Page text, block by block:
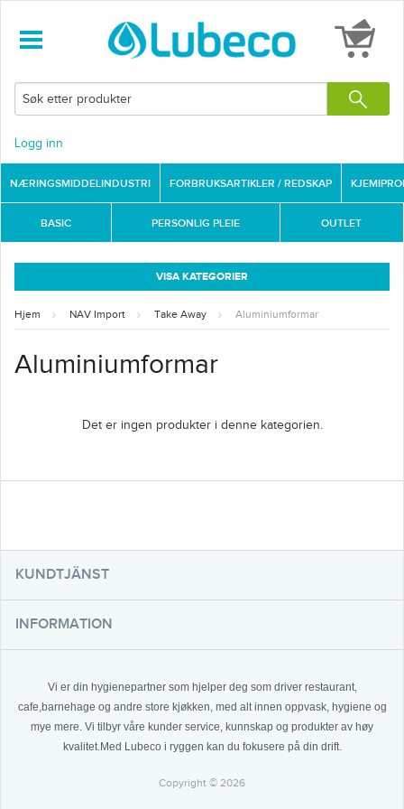
Logg inn
NÆRINGSMIDDELINDUSTRI FORBRUKSARTIKLER / REDSKAP
BASIC PERSONLIG PLEIE OUTLET
VISA KATEGORIER
Hjem NAV Import Take Away Aluminiumformar
Aluminiumformar
Det er ingen produkter i denne kategorien.
KUNDTJÄNST
INFORMATION
Vi er din hygienepartner som hjelper deg som driver restaurant,
cafe,barnehage og andre store kjøkken, med alt innen oppvask, hygiene og
mye mere. Vi tilbyr våre kunder service, kunnskap og produkter av høy
kvalitet.Med Lubeco i ryggen kan du fokusere på din drift.
Copyright © 2026